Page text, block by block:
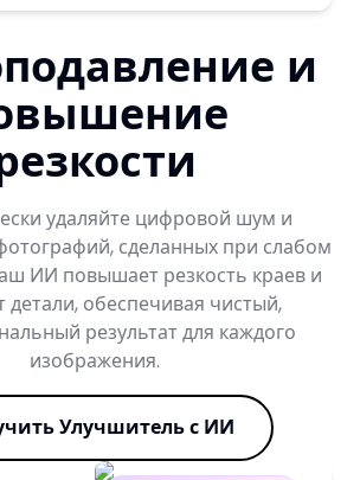
и
удаляйте цифровой шум и
сделанных при слабом
ИИ повышает резкость краев и
детали, обеспечивая чистый,
результат для каждого
изображения.
Улучшитель с ИИ